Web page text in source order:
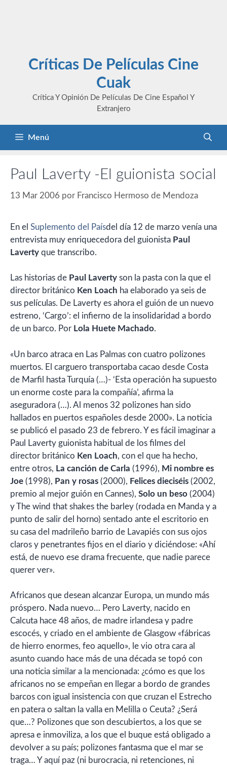
Críticas De Películas Cine
Cuak
Crítica Y Opinión De Películas De Cine Español Y
Extranjero
Menú
Paul Laverty -El guionista social
13 Mar 2006 por Francisco Hermoso de Mendoza
En el Suplemento del Paísdel día 12 de marzo venía una
entrevista muy enriquecedora del guionista Paul
Laverty que transcribo.
Las historias de Paul Laverty son la pasta con la que el
director británico Ken Loach ha elaborado ya seis de
sus películas. De Laverty es ahora el guión de un nuevo
estreno, ‘Cargo’: el infierno de la insolidaridad a bordo
de un barco. Por Lola Huete Machado.
«Un barco atraca en Las Palmas con cuatro polizones
muertos. El carguero transportaba cacao desde Costa
de Marfil hasta Turquía (…)- ‘Esta operación ha supuesto
un enorme coste para la compañía’, afirma la
aseguradora (…). Al menos 32 polizones han sido
hallados en puertos españoles desde 2000». La noticia
se publicó el pasado 23 de febrero. Y es fácil imaginar a
Paul Laverty guionista habitual de los filmes del
director británico Ken Loach, con el que ha hecho,
entre otros, La canción de Carla (1996), Mi nombre es
Joe (1998), Pan y rosas (2000), Felices dieciséis (2002,
premio al mejor guión en Cannes), Solo un beso (2004)
y The wind that shakes the barley (rodada en Manda y a
punto de salir del horno) sentado ante el escritorio en
su casa del madrileño barrio de Lavapiés con sus ojos
claros y penetrantes fijos en el diario y diciéndose: «Ahí
está, de nuevo ese drama frecuente, que nadie parece
querer ver».
Africanos que desean alcanzar Europa, un mundo más
próspero. Nada nuevo… Pero Laverty, nacido en
Calcuta hace 48 años, de madre irlandesa y padre
escocés, y criado en el ambiente de Glasgow «fábricas
de hierro enormes, feo aquello», le vio otra cara al
asunto cuando hace más de una década se topó con
una noticia similar a la mencionada: ¿cómo es que los
africanos no se empeñan en llegar a bordo de grandes
barcos con igual insistencia con que cruzan el Estrecho
en patera o saltan la valla en Melilla o Ceuta? ¿Será
que…? Polizones que son descubiertos, a los que se
apresa e inmoviliza, a los que el buque está obligado a
devolver a su país; polizones fantasma que el mar se
traga… Y aquí paz (ni burocracia, ni retenciones, ni